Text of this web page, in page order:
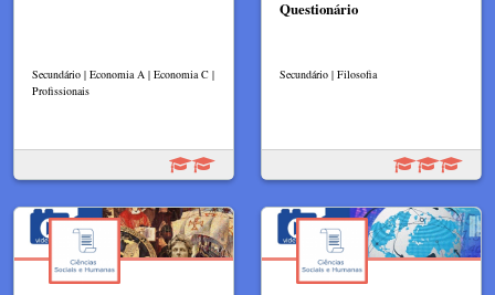
Secundário | Economia A | Economia C |
Profissionais
Questionário
Secundário | Filosofia